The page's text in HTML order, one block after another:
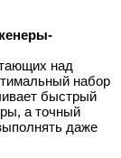
над
набор
быстрый
а точный
даже